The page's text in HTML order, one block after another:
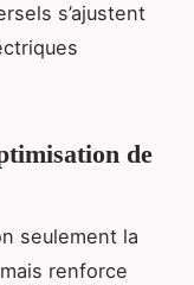
s’ajustent
de
seulement la
renforce